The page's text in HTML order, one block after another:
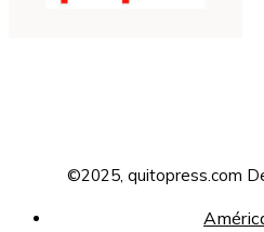
©2025, quitopress.com